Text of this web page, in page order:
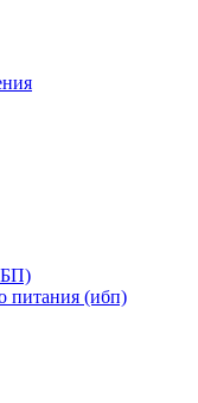
питания (ибп)